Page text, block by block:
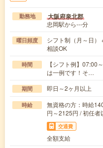
勤務地 大阪府泉北郡
忠岡駅から---分
曜日頻度
シフト制（月～日）
相談OK
時間
【シフト例】07:00
は一例です！そ…
期間 即日～2ヶ月以上
時給
無資格の方：時給
円～2125円 / 初任
交通費
全額支給